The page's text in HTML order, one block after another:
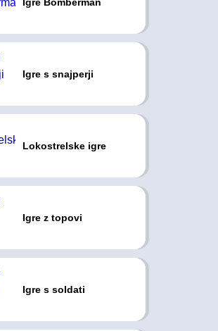
Igre s snajperji
Lokostrelske igre
Igre z topovi
Igre s soldati